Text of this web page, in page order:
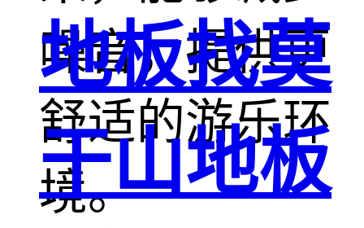
噪音，提供更
舒适的游乐环
境。
地板找莫
干山地板